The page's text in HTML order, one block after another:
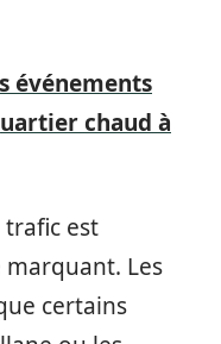
événements
chaud à
trafic est
Les
certains